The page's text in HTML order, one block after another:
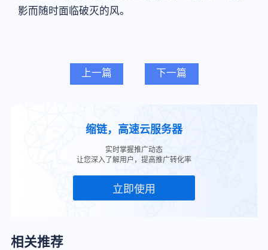
影而随时面临破灭的风。
上一篇 下一篇
缩链，高速云服务器
实时掌握推广动态
让您深入了解用户，提高推广转化率
立即使用
相关推荐